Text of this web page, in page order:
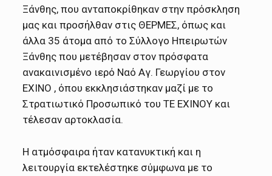
Ξάνθης, που ανταποκρίθηκαν στην πρόσκληση
μας και προσήλθαν στις ΘΕΡΜΕΣ, όπως και
άλλα 35 άτομα από το Σύλλογο Ηπειρωτών
Ξάνθης που μετέβησαν στον πρόσφατα
ανακαινισμένο ιερό Ναό Αγ. Γεωργίου στον
ΕΧΙΝΟ , όπου εκκλησιάστηκαν μαζί με το
Στρατιωτικό Προσωπικό του ΤΕ ΕΧΙΝΟΥ και
τέλεσαν αρτοκλασία.
Η ατμόσφαιρα ήταν κατανυκτική και η
λειτουργία εκτελέστηκε σύμφωνα με το